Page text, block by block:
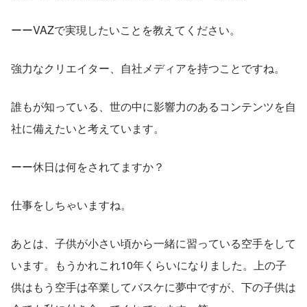
ーーVAZで実現したいことを教えてください。
強力なクリエイター、自社メディアを持つことですね。
誰もが知っている、世の中に影響力のあるコンテンツを自
社に備えたいと考えています。
ーー休日は何をされてますか？
仕事をしちゃいますね。
あとは、子供が小さい頃から一緒に習っている空手をして
います。もうかれこれ10年くらいになりました。上の子
供はもう空手は卒業してバスケに夢中ですが、下の子供は